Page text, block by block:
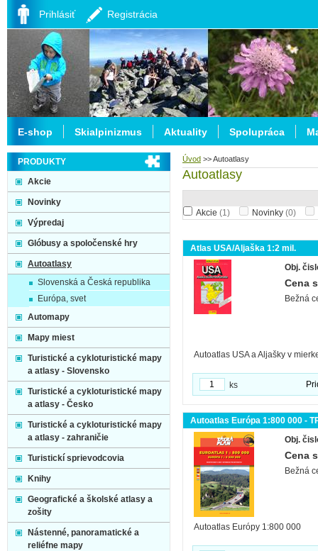
Úvod >>Autoatlasy
Autoatlasy
Akcie (1) Novinky (0)
Atlas USA/Aljaška 1:2 mil.
Obj.
Cena
Bežná
Autoatlas USA a Aljašky v
ks
Autoatlas Európa 1:800 000 -
Obj.
Cena
Bežná
Autoatlas Európy 1:800 000
PRODUKTY
Akcie
Novinky
Výpredaj
Glóbusy a spoločenské hry
Autoatlasy
Slovenská a Česká republika
Európa, svet
Automapy
Mapy miest
Turistické a cykloturistické mapy
a atlasy - Slovensko
Turistické a cykloturistické mapy
a atlasy - Česko
Turistické a cykloturistické mapy
a atlasy - zahraničie
Turistickí sprievodcovia
Knihy
Geografické a školské atlasy a
zošity
Nástenné, panoramatické a
reliéfne mapy
E-shop Skialpinizmus Aktuality Spolupráca
Prihlásiť Registrácia